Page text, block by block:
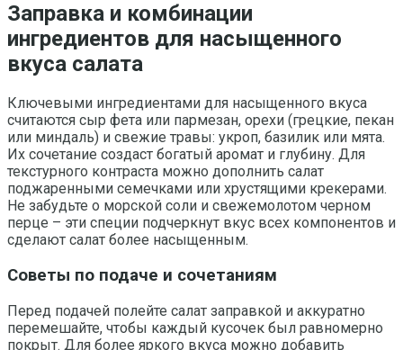
Заправка и комбинации
ингредиентов для насыщенного
вкуса салата
Ключевыми ингредиентами для насыщенного вкуса
считаются сыр фета или пармезан, орехи (грецкие, пекан
или миндаль) и свежие травы: укроп, базилик или мята.
Их сочетание создаст богатый аромат и глубину. Для
текстурного контраста можно дополнить салат
поджаренными семечками или хрустящими крекерами.
Не забудьте о морской соли и свежемолотом черном
перце – эти специи подчеркнут вкус всех компонентов и
сделают салат более насыщенным.
Советы по подаче и сочетаниям
Перед подачей полейте салат заправкой и аккуратно
перемешайте, чтобы каждый кусочек был равномерно
покрыт. Для более яркого вкуса можно добавить